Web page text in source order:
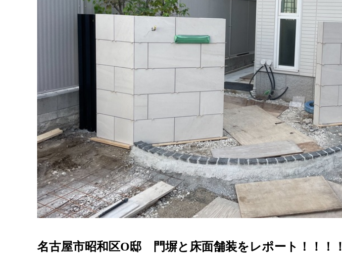
名古屋市昭和区O邸 門塀と床面舗装をレポート！！！！